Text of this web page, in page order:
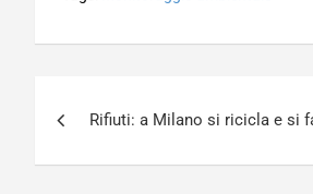
Rifiuti: a Milano si ricicla e si